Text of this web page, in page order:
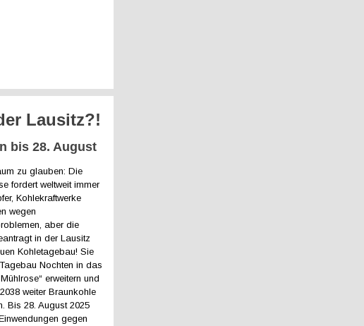
Lausitz?!
bis 28. August
zu glauben: Die
fordert weltweit immer
Kohlekraftwerke
wegen
aber die
in der Lausitz
Kohletagebau! Sie
Nochten in das
erweitern und
weiter Braunkohle
Bis 28. August 2025
gegen